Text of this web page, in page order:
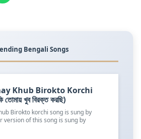
Bengali Songs
Khub Birokto Korchi
খুব বিরক্ত করছি)
Birokto korchi song is sung by
version of this song is sung by